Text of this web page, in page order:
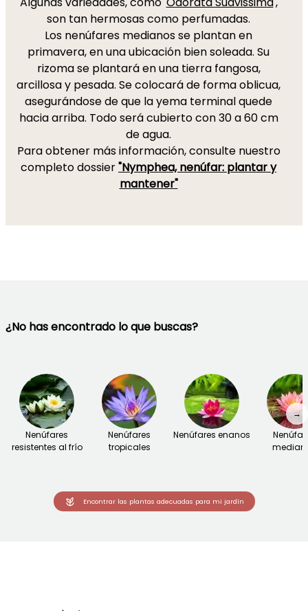
son tan hermosas como perfumadas.
Los nenúfares medianos se plantan en
primavera, en una ubicación bien soleada. Su
rizoma se plantará en una tierra fangosa,
arcillosa y pesada. Se colocará de forma oblicua,
asegurándose de que la yema terminal quede
hacia arriba. Todo será cubierto con 30 a 60 cm
de agua.
Para obtener más información, consulte nuestro
completo dossier"Nymphea, nenúfar: plantar y
mantener"
¿No has encontrado lo que buscas?
Nenúfares
resistentes al frío
Nenúfares
tropicales
Nenúfares enanos
→
Encontrar las plantas adecuadas para mi jardín